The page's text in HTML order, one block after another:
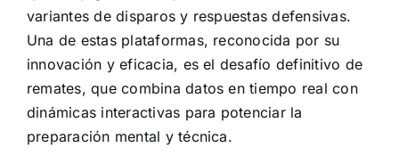
variantes de disparos y respuestas defensivas.
Una de estas plataformas, reconocida por su
innovación y eficacia, esel desafío definitivo de
remates, que combina datos en tiempo real con
dinámicas interactivas para potenciar la
preparación mental y técnica.